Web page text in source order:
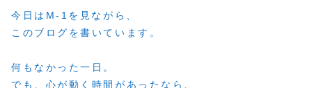
今日はM-1を見ながら、
このブログを書いています。
何もなかった一日。
でも、心が動く時間があったなら、